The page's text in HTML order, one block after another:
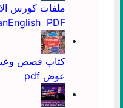
ملفات كورس
PDF
كتاب قصص
عوض pdf